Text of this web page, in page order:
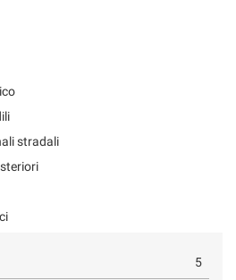
stradali
5